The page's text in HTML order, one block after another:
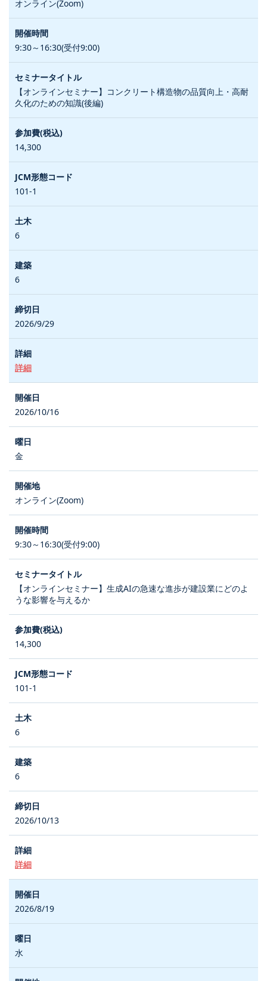
オンライン(Zoom)
9:30～16:30(受付9:00)
【オンラインセミナー】コンクリート構造物の品質向上・高耐
久化のための知識(後編)
14,300
101-1
6
6
2026/9/29
詳細
2026/10/16
金
オンライン(Zoom)
9:30～16:30(受付9:00)
【オンラインセミナー】生成AIの急速な進歩が建設業にどのよ
うな影響を与えるか
14,300
101-1
6
6
2026/10/13
詳細
2026/8/19
水